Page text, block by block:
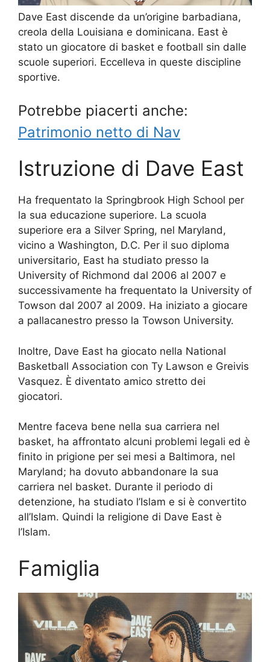
Dave East discende da un’origine barbadiana,
creola della Louisiana e dominicana. East è
stato un giocatore di basket e football sin dalle
scuole superiori. Eccelleva in queste discipline
sportive.
Potrebbe piacerti anche:
Patrimonio netto di Nav
Istruzione di Dave East
Ha frequentato la Springbrook High School per
la sua educazione superiore. La scuola
superiore era a Silver Spring, nel Maryland,
vicino a Washington, D.C. Per il suo diploma
universitario, East ha studiato presso la
University of Richmond dal 2006 al 2007 e
successivamente ha frequentato la University of
Towson dal 2007 al 2009. Ha iniziato a giocare
a pallacanestro presso la Towson University.
Inoltre, Dave East ha giocato nella National
Basketball Association con Ty Lawson e Greivis
Vasquez. È diventato amico stretto dei
giocatori.
Mentre faceva bene nella sua carriera nel
basket, ha affrontato alcuni problemi legali ed è
finito in prigione per sei mesi a Baltimora, nel
Maryland; ha dovuto abbandonare la sua
carriera nel basket. Durante il periodo di
detenzione, ha studiato l’Islam e si è convertito
all’Islam. Quindi la religione di Dave East è
l’Islam.
Famiglia